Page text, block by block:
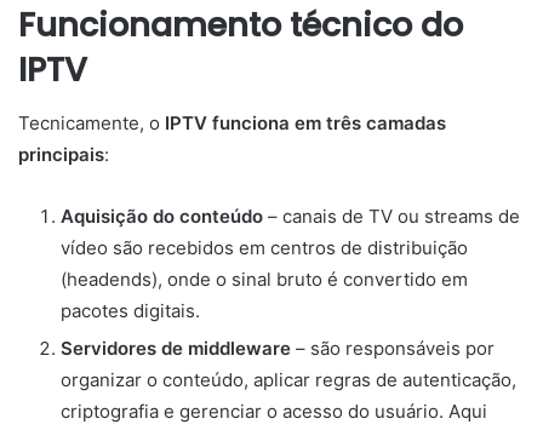
Funcionamento técnico do
IPTV
Tecnicamente, o IPTV funciona em três camadas
principais:
Aquisição do conteúdo – canais de TV ou streams de
vídeo são recebidos em centros de distribuição
(headends), onde o sinal bruto é convertido em
pacotes digitais.
Servidores de middleware – são responsáveis por
organizar o conteúdo, aplicar regras de autenticação,
criptografia e gerenciar o acesso do usuário. Aqui